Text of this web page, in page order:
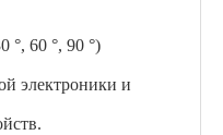
°, 60 °, 90 °)
электроники и